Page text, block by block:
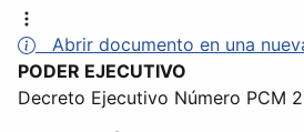
Abrir documento en una
PODER EJECUTIVO
Decreto Ejecutivo Número PCM